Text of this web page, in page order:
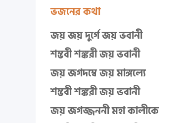
ভজনের কথা
জয় জয় দুর্গে জয় ভবানী
শম্ভবী শঙ্করী জয় ভবানী
জয় জগদম্বে জয় মাঙ্গল্যে
শম্ভবী শঙ্করী জয় ভবানী
জয় জগজ্জননী মহা কালীকে